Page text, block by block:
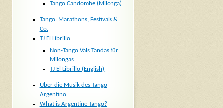
Tango Candombe (Milonga)
Tango: Marathons, Festivals &
Co.
TJ El Librillo
Non-Tango Vals Tandas für
Milongas
TJ El Librillo (English)
Über die Musik des Tango
Argentino
What is Argentine Tango?